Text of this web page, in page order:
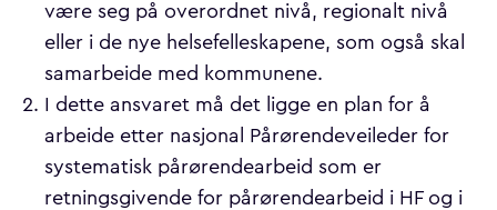
være seg på overordnet nivå, regionalt nivå
eller i de nye helsefelleskapene, som også skal
samarbeide med kommunene.
I dette ansvaret må det ligge en plan for å
arbeide etter nasjonal Pårørendeveileder for
systematisk pårørendearbeid som er
retningsgivende for pårørendearbeid i HF og i